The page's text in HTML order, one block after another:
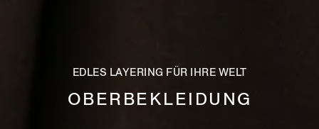
EDLES LAYERING FÜR IHRE WELT
OBERBEKLEIDUNG